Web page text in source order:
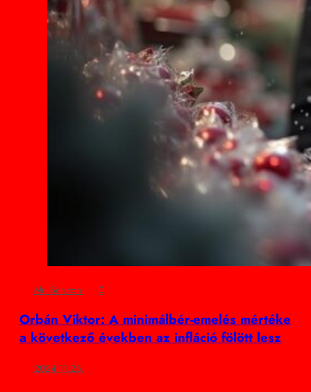
Mr. Scruton 0
Orbán Viktor: A minimálbér-emelés mértéke
a következő években az infláció fölött lesz
2024.11.25.